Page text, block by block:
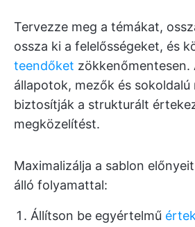
Tervezze meg a témákat,
ossza ki a felelősségeket, és
teendőket zökkenőmentesen.
állapotok, mezők és sokoldalú
biztosítják a strukturált
megközelítést.
Maximalizálja a sablon
álló folyamattal:
Állítson be egyértelmű